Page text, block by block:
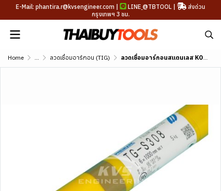
E-Mail: phantira.r@kvsengineer.com | LINE @TBTOOL |
ส่งด่วน
กรุงเทพฯ 3 ชม.
Home ... ลวดเชื่อมอาร์กอน (TIG) ลวดเชื่อมอาร์กอนสแตนเลส KOBE TG-S308 (AWS A5.9 ER308)